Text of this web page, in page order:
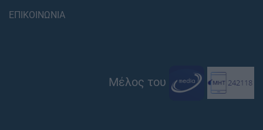
ΕΠΙΚΟΙΝΩΝΙΑ
Μέλος του